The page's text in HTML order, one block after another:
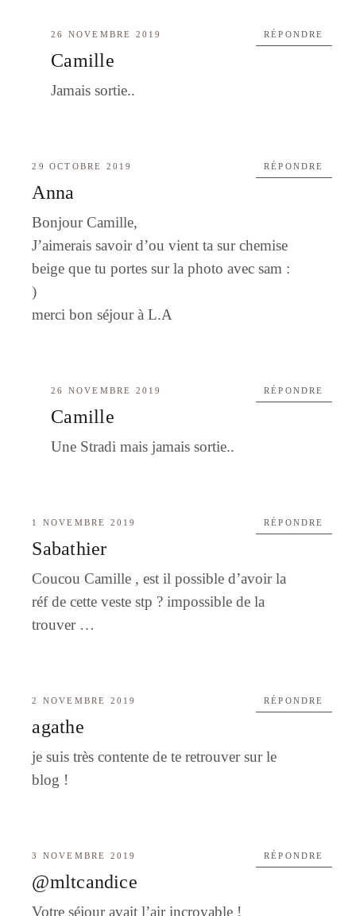
26 NOVEMBRE 2019
Camille
Jamais sortie..
RÉPONDRE
29 OCTOBRE 2019
Anna
Bonjour Camille,
J’aimerais savoir d’ou vient ta sur chemise
beige que tu portes sur la photo avec sam :
)
merci bon séjour à L.A
RÉPONDRE
26 NOVEMBRE 2019
Camille
Une Stradi mais jamais sortie..
RÉPONDRE
1 NOVEMBRE 2019
Sabathier
Coucou Camille , est il possible d’avoir la
réf de cette veste stp ? impossible de la
trouver …
RÉPONDRE
2 NOVEMBRE 2019
agathe
je suis très contente de te retrouver sur le
blog !
RÉPONDRE
3 NOVEMBRE 2019
@mltcandice
Votre séjour avait l’air incroyable !
RÉPONDRE